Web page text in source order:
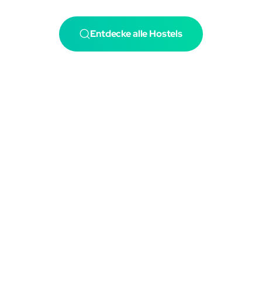
Entdecke alle Hostels